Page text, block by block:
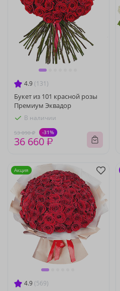
4.9 (131)
Букет из 101 красной розы
Премиум Эквадор
В наличии
53 090 ₽ -31%
36 660 ₽
4.9 (569)
Акция